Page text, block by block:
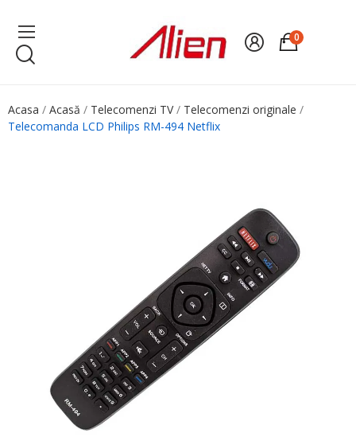
0
Acasa Acasă Telecomenzi TV
Telecomenzi originale
Telecomanda LCD Philips RM-494 Netflix